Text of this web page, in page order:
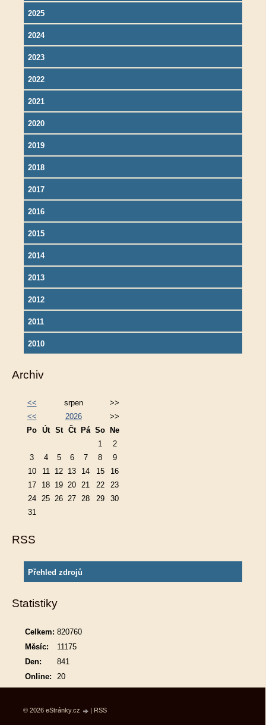
2025
2024
2023
2022
2021
2020
2019
2018
2017
2016
2015
2014
2013
2012
2011
2010
Archiv
<< srpen
>>
<<
2026
>>
Po Út St Čt Pá So
Ne
1
2
3
4 5 6 7 8
9
10
11 12 13 14 15
16
17
18 19 20 21 22
23
24
25 26 27 28 29
30
31
RSS
Přehled zdrojů
Statistiky
Online: 20
Celkem: 820760
Měsíc:
11175
Den:
841
© 2026 eStránky.cz | RSS